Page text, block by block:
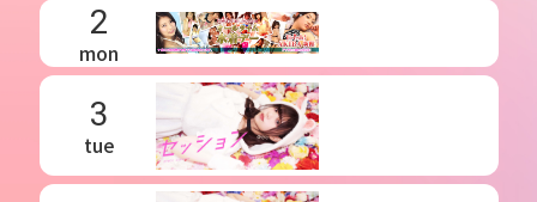
2
mon
3
tue